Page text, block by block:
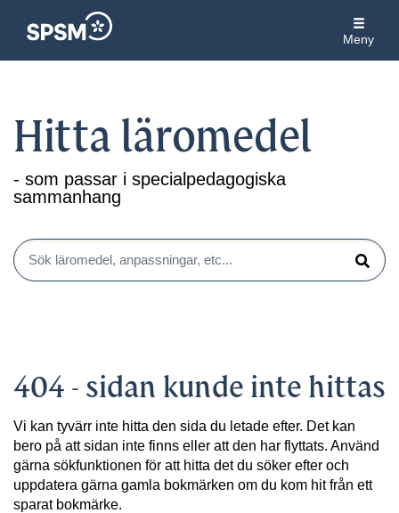
Meny
Hitta läromedel
- som passar i specialpedagogiska
sammanhang
Sök läromedel, anpassningar, etc...
Sök
404 - sidan kunde inte hittas
Vi kan tyvärr inte hitta den sida du letade efter. Det kan
bero på att sidan inte finns eller att den har flyttats. Använd
gärna sökfunktionen för att hitta det du söker efter och
uppdatera gärna gamla bokmärken om du kom hit från ett
sparat bokmärke.